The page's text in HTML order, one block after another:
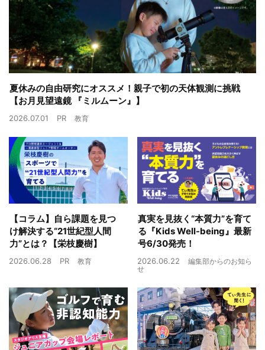
夏休みの自由研究にオススメ！親子で初の天体観測に挑戦
【お月見望遠鏡 『ミルムーン』】
2026.07.01 PR 教育
【コラム】自ら課題を見つ
け解決する“21世紀型人間
力”とは？【栄枝慶樹】
2026.06.28 PR 教育
真実を見抜く“本質力”を育て
る『Kids Well-being』最新
号6/30発売！
2026.06.22
編集部からのお知ら
せ